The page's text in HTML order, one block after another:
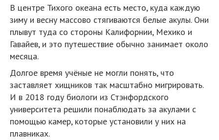
В центре Тихого океана есть место, куда каждую
зиму и весну массово стягиваются белые акулы. Они
плывут туда со стороны Калифорнии, Мехико и
Гавайев, и это путешествие обычно занимает около
месяца.
Долгое время учёные не могли понять, что
заставляет хищников так масштабно мигрировать.
И в 2018 году биологи из Стэнфордского
университета решили понаблюдать за акулами с
помощью камер, которые установили у них на
плавниках.